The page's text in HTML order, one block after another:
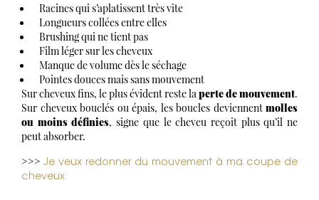
Racines qui s’aplatissent très vite
Longueurs collées entre elles
Brushing qui ne tient pas
Film léger sur les cheveux
Manque de volume dès le séchage
Pointes douces mais sans mouvement
Sur cheveux fins, le plus évident reste laperte de mouvement.
Sur cheveux bouclés ou épais, les boucles deviennent molles
ou moins définies, signe que le cheveu reçoit plus qu’il ne
peut absorber.
>>> Je veux redonner du mouvement à ma coupe de
cheveux